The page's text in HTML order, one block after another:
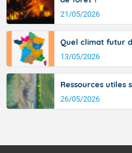
21/05/2026
Quel climat futur
13/05/2026
Ressources utiles
26/05/2026